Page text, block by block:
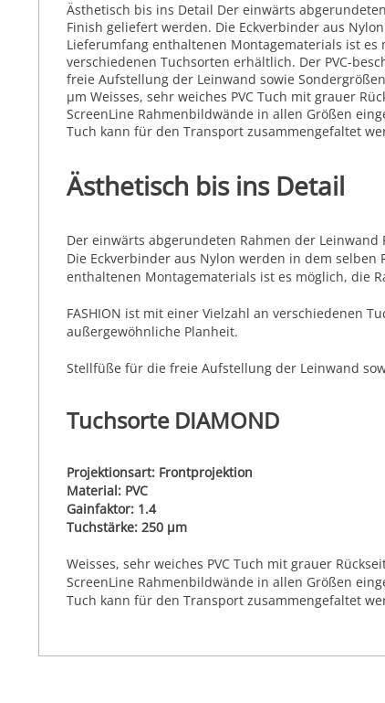
Ästhetisch bis ins Detail Der einwärts
Finish geliefert werden. Die Eckverbinder aus
Lieferumfang enthaltenen Montagematerials ist es
verschiedenen Tuchsorten erhältlich. Der PVC-
freie Aufstellung der Leinwand sowie
µm Weisses, sehr weiches PVC Tuch mit grauer
ScreenLine Rahmenbildwände in allen Größen
Tuch kann für den Transport zusammengefaltet
Ästhetisch bis ins Detail
Der einwärts abgerundeten Rahmen der
Die Eckverbinder aus Nylon werden in dem
enthaltenen Montagematerials ist es möglich, die
FASHION ist mit einer Vielzahl an verschiedenen
außergewöhnliche Planheit.
Stellfüße für die freie Aufstellung der Leinwand
Tuchsorte DIAMOND
Projektionsart: Frontprojektion
Material: PVC
Gainfaktor: 1.4
Tuchstärke: 250 µm
Weisses, sehr weiches PVC Tuch mit grauer
ScreenLine Rahmenbildwände in allen Größen
Tuch kann für den Transport zusammengefaltet